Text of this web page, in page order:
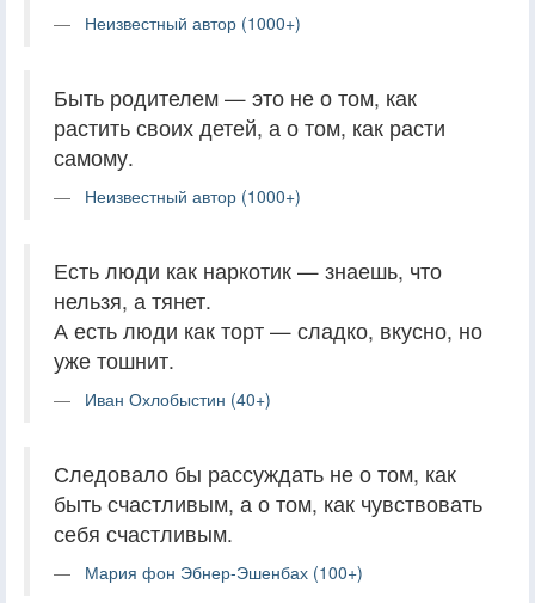
Неизвестный автор (1000+)
Быть родителем — это не о том, как
растить своих детей, а о том, как расти
самому.
Неизвестный автор (1000+)
Есть люди как наркотик — знаешь, что
нельзя, а тянет.
А есть люди как торт — сладко, вкусно, но
уже тошнит.
Иван Охлобыстин (40+)
Следовало бы рассуждать не о том, как
быть счастливым, а о том, как чувствовать
себя счастливым.
Мария фон Эбнер-Эшенбах (100+)